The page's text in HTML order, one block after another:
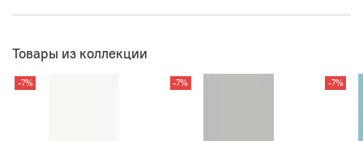
Товары из коллекции
-7% -7% -7%